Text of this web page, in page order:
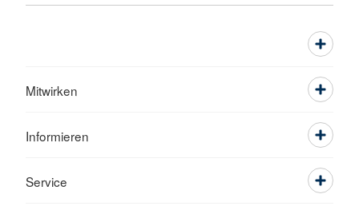
Mitwirken
Informieren
Service